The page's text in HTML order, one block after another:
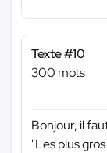
Texte #10
300 mots
Bonjour, il
"Les plus